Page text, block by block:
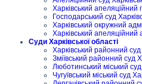
Харківський апеляційний
Господарський суд
Харківський окружний
Харківський апеляційний
Суди Харківської області
Харківський районний суд
Зміївський районний суд
Люботинський міський суд
Чугуївський міський суд